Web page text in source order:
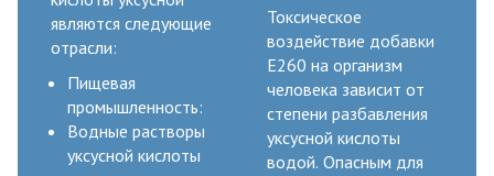
являются следующие
отрасли:
Пищевая
промышленность:
Водные растворы
уксусной кислоты
Токсическое
воздействие добавки
Е260 на организм
человека зависит от
степени разбавления
уксусной кислоты
водой. Опасным для